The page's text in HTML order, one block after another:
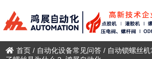
首页 / 自动化设备常见问答 / 自动锁螺丝